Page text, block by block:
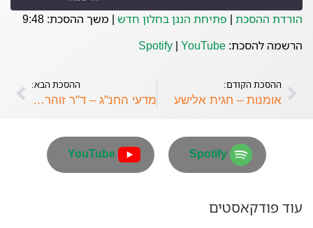
Spotify
הורדת ההסכת | פתיחת הנגן בחלון חדש | משך ההסכת: 9:48
הרשמה להסכת:
Spotify | YouTube
ההסכת הקודם:
אומנות – חגית אלישע
ההסכת הבא:
מדעי החנ"ג – ד"ר זוהר שדה.
Spotify
YouTube
עוד פודקאסטים